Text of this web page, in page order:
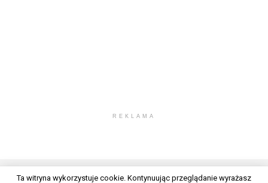
REKLAMA
Ta witryna wykorzystuje cookie. Kontynuując przeglądanie wyrażasz